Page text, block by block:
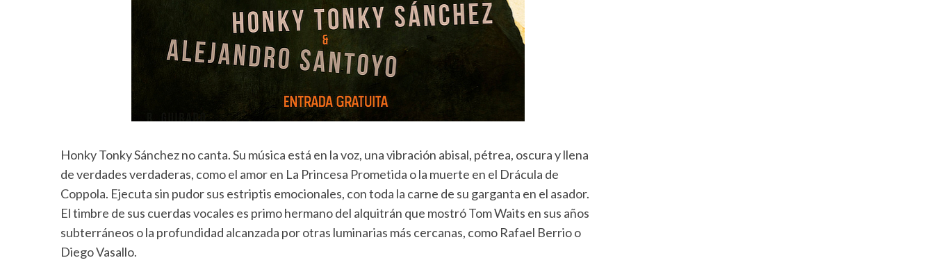
Honky Tonky Sánchez no canta. Su música está en la voz, una vibración abisal, pétrea, oscura y llena
de verdades verdaderas, como el amor en La Princesa Prometida o la muerte en el Drácula de
Coppola. Ejecuta sin pudor sus estriptis emocionales, con toda la carne de su garganta en el asador.
El timbre de sus cuerdas vocales es primo hermano del alquitrán que mostró Tom Waits en sus años
subterráneos o la profundidad alcanzada por otras luminarias más cercanas, como Rafael Berrio o
Diego Vasallo.